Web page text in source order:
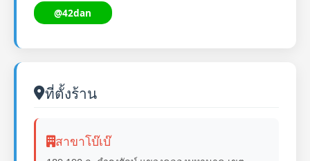
@42dan
ที่ตั้งร้าน
สาขาโบ๊เบ๊